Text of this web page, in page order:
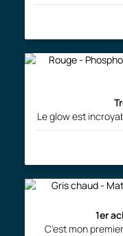
Le glow est
1er
C'est mon